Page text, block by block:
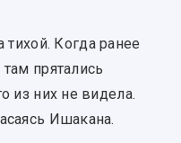
Когда ранее
прятались
из них не видела.
Ишакана.